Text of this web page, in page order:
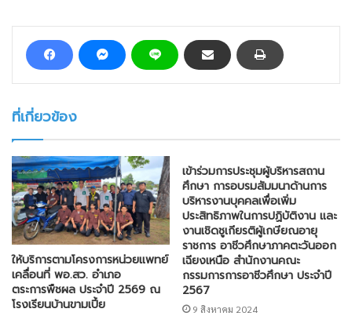
ที่เกี่ยวข้อง
ให้บริการตามโครงการหน่วยแพทย์
เคลื่อนที่ พอ.สว. อำเภอ
ตระการพืชผล ประจำปี 2569 ณ
โรงเรียนบ้านขามเปี้ย
เข้าร่วมการประชุมผู้บริหารสถาน
ศึกษา การอบรมสัมมนาด้านการ
บริหารงานบุคคลเพื่อเพิ่ม
ประสิทธิภาพในการปฏิบัติงาน และ
งานเชิดชูเกียรติผู้เกษียณอายุ
ราชการ อาชีวศึกษาภาคตะวันออก
เฉียงเหนือ สำนักงานคณะ
กรรมการการอาชีวศึกษา ประจำปี
2567
9 สิงหาคม 2024